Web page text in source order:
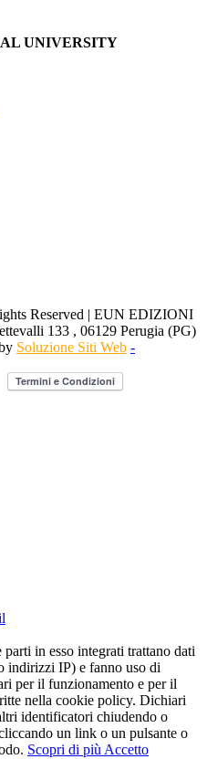
UNIVERSITY
Reserved | EUN EDIZIONI
133 , 06129 Perugia (PG)
Soluzione Siti Web -
in esso integrati trattano dati
indirizzi IP) e fanno uso di
per il funzionamento e per il
nella cookie policy. Dichiari
identificatori chiudendo o
un link o un pulsante o
Scopri di più Accetto